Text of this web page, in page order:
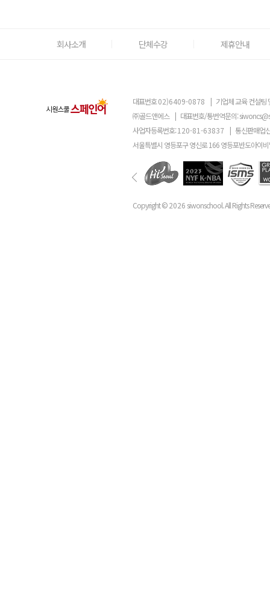
회사소개 단체수강 제휴안내
대표번호02)6409-0878 | 기업체 교육 컨설팅
㈜골드앤에스 | 대표번호/통번역문의:
사업자등록번호:120-81-63837 | 통신판매업
서울특별시 영등포구 영신로 166 영등포반도아이
Copyright ©2026 siwonschool. All Rights